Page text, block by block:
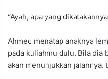
“Ayah, apa yang
Ahmed menatap anaknya
pada kuliahmu dulu. Bila dia
akan menunjukkan jalannya.